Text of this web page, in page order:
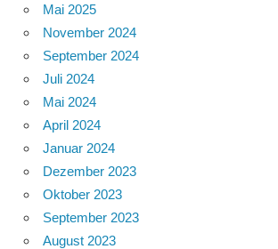
Mai 2025
November 2024
September 2024
Juli 2024
Mai 2024
April 2024
Januar 2024
Dezember 2023
Oktober 2023
September 2023
August 2023